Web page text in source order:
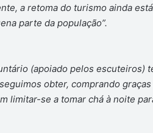
a retoma do turismo ainda
parte da população”.
(apoiado pelos escuteiros)
obter, comprando
limitar-se a tomar chá à noite